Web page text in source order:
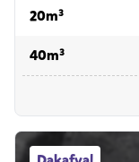
20m³voor
40m³voor
Dakafval